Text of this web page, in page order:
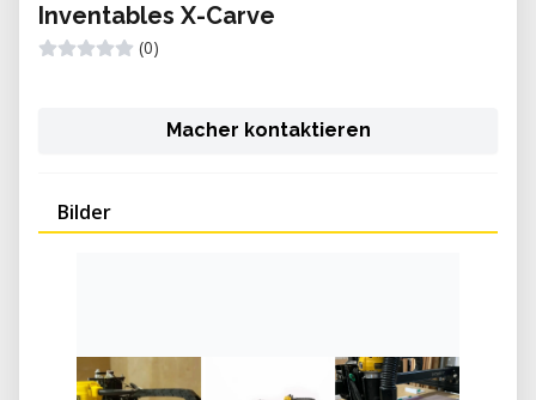
Inventables X-Carve
(0)
Macher kontaktieren
Bilder